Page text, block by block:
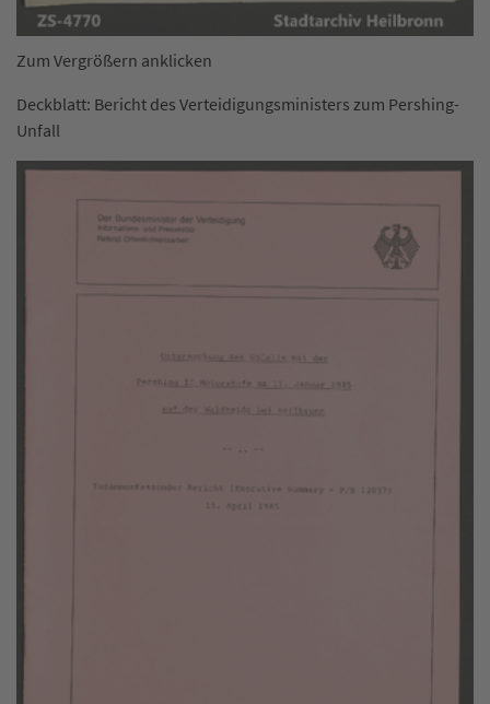
Zum Vergrößern anklicken
Deckblatt: Bericht des Verteidigungsministers zum Pershing-
Unfall